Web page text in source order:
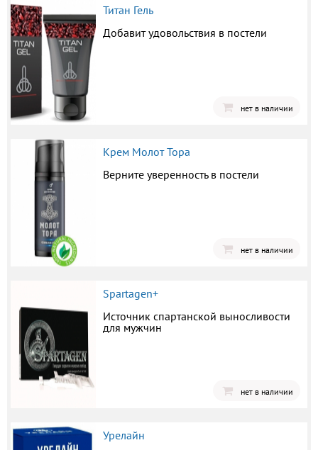
Титан Гель
Добавит удовольствия в постели
нет в наличии
Крем Молот Тора
Верните уверенность в постели
нет в наличии
Spartagen+
Источник спартанской выносливости
для мужчин
нет в наличии
Урелайн